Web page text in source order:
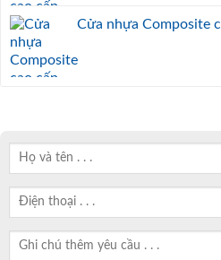
Cửa nhựa Composite